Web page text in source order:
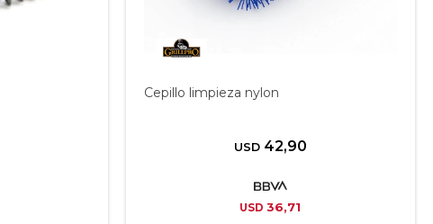
Cepillo limpieza nylon
USD 42,90
USD 36,71